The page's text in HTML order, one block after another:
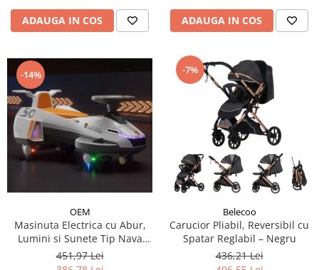
ADAUGA IN COS ADAUGA IN COS
-14%
OEM
Masinuta Electrica cu Abur,
Lumini si Sunete Tip Nava
Spatiala
451,97 Lei
-7%
Belecoo
Carucior Pliabil, Reversibil cu
Spatar Reglabil – Negru
436,21 Lei